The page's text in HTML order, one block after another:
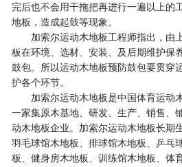
完后也不会用干拖把再进行一遍以上的
地板，造成起鼓等现象。
加索尔运动木地板工程师指出，由
板在环境、选材、安装、及后期维护保
鼓包。所以运动木地板预防鼓包要贯穿
护各个环节。
加索尔运动木地板是中国体育运动
一家集原木基地、研发、生产、销售、
动木地板企业。加索尔运动木地板长期
羽毛球馆木地板、排球馆木地板、乒乓
板、健身房木地板、训练馆木地板、体